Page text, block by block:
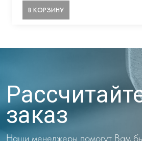
В КОРЗИНУ
заказ
Наши менеджеры помогут Вам